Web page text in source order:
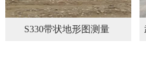
S330带状地形图测量